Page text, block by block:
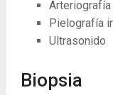
Arteriografía
Pielografía
Ultrasonido
Biopsia